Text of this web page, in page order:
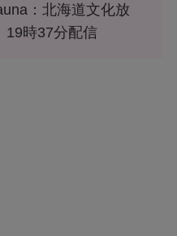
：北海道文化放
時37分配信